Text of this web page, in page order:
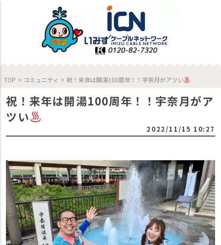
TOP > コミュニティ > 祝！来年は開湯100周年！！宇奈月がアツい
祝！来年は開湯100周年！！宇奈月がア
ツい
2022/11/15 10:27